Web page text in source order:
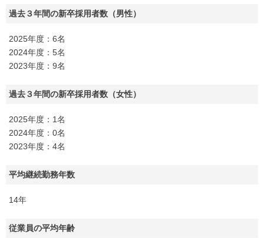
過去３年間の新卒採用者数（男性）
2025年度：6名
2024年度：5名
2023年度：9名
過去３年間の新卒採用者数（女性）
2025年度：1名
2024年度：0名
2023年度：4名
平均継続勤務年数
14年
従業員の平均年齢